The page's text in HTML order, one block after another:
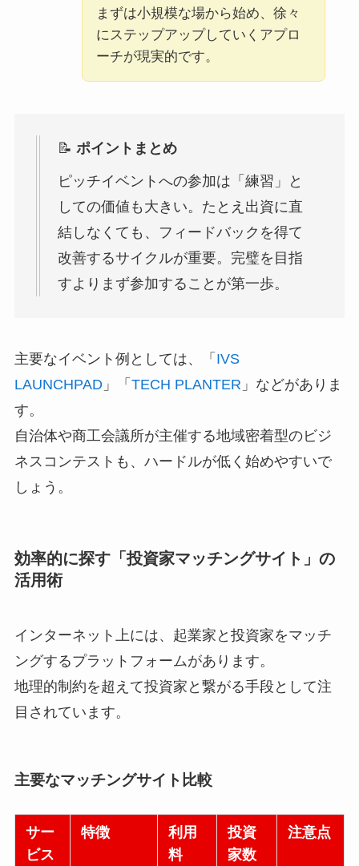
まずは小規模な場から始め、徐々
にステップアップしていくアプロ
ーチが現実的です。
📝 ポイントまとめ
ピッチイベントへの参加は「練習」と
しての価値も大きい。たとえ出資に直
結しなくても、フィードバックを得て
改善するサイクルが重要。完璧を目指
すよりまず参加することが第一歩。
主要なイベント例としては、「 IVS
LAUNCHPAD」「 TECH PLANTER 」などがありま
す。
自治体や商工会議所が主催する地域密着型のビジ
ネスコンテストも、ハードルが低く始めやすいで
しょう。
効率的に探す「投資家マッチングサイト」の
活用術
インターネット上には、起業家と投資家をマッチ
ングするプラットフォームがあります。
地理的制約を超えて投資家と繋がる手段として注
目されています。
主要なマッチングサイト比較
サー
ビス
特徴
利用
料
投資
家数
注意点